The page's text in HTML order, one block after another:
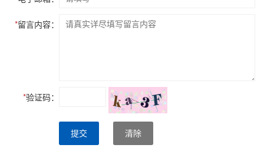
*留言内容：
*验证码：
提交 清除